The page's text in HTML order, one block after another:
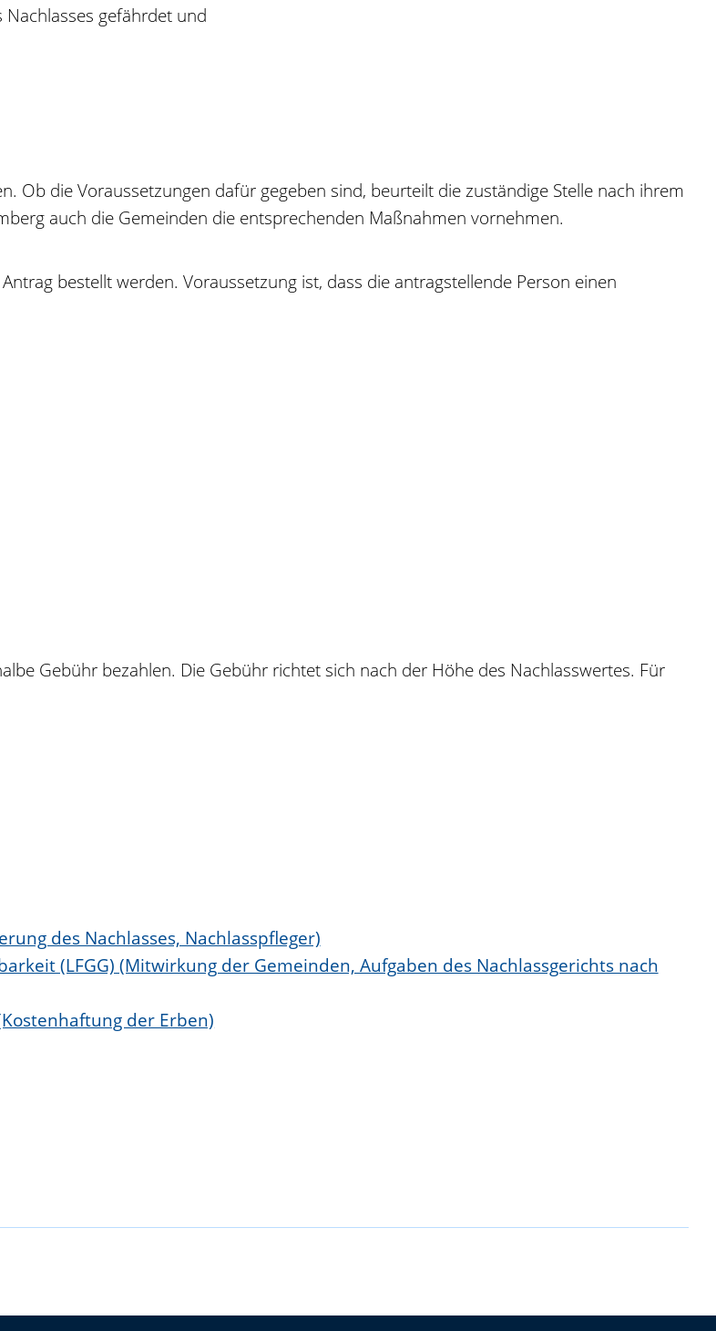
gefährdet und
Ob die Voraussetzungen dafür gegeben sind, beurteilt die zuständige Stelle nach ihrem
auch die Gemeinden die entsprechenden Maßnahmen vornehmen.
bestellt werden. Voraussetzung ist, dass die antragstellende Person einen
Gebühr bezahlen. Die Gebühr richtet sich nach der Höhe des Nachlasswertes. Für
des Nachlasses, Nachlasspfleger)
(LFGG) (Mitwirkung der Gemeinden, Aufgaben des Nachlassgerichts nach
der Erben)